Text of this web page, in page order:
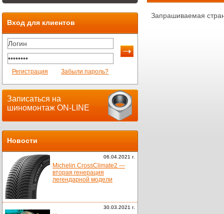
Вход для клиентов
Регистрация Забыли пароль?
Записаться на
шиномонтаж ON-LINE
Новости
06.04.2021 г.
Michelin CrossClimate2 —
вторая генерация
легендарной модели
30.03.2021 г.
Запрашиваемая